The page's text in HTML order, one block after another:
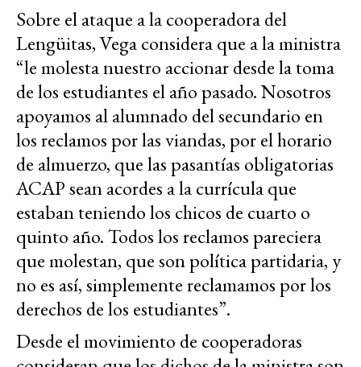
Sobre el ataque a la cooperadora del
Lengüitas, Vega considera que a la ministra
“le molesta nuestro accionar desde la toma
de los estudiantes el año pasado. Nosotros
apoyamos al alumnado del secundario en
los reclamos por las viandas, por el horario
de almuerzo, que las pasantías obligatorias
ACAP sean acordes a la currícula que
estaban teniendo los chicos de cuarto o
quinto año. Todos los reclamos pareciera
que molestan, que son política partidaria, y
no es así, simplemente reclamamos por los
derechos de los estudiantes”.
Desde el movimiento de cooperadoras